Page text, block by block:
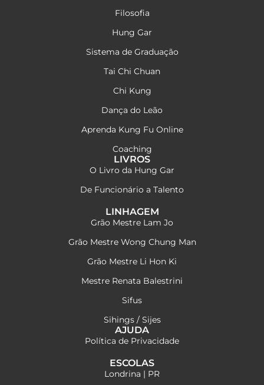
Filosofia
Hung Gar
Sistema de Graduação
Tai Chi Chuan
Chi Kung
Dança do Leão
Aprenda Kung Fu Online
Coaching
LIVROS
O Livro da Hung Gar
De Funcionário a Talento
LINHAGEM
Grão Mestre Lam Jo
Grão Mestre Wong Chung Man
Grão Mestre Li Hon Ki
Mestre Renata Balestrini
Sifus
Sihings / Sijes
AJUDA
Política de Privacidade
ESCOLAS
Londrina | PR